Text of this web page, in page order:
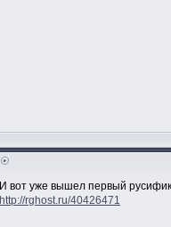
И вот уже вышел первый
http://rghost.ru/40426471